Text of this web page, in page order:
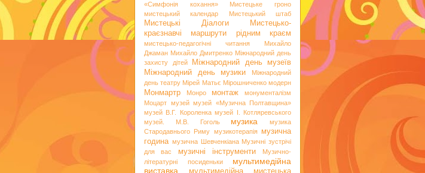
«Симфонія кохання»
Мистецьке гроно
мистецький календар
Мистецький штаб
Мистецькі Діалоги
Мистецько-
краєзнавчі маршрути рідним краєм
мистецько-педагогічні читання
Михайло
Джаман Михайло Дмитренко Міжнародний день
захисту дітей
Міжнародний день музеїв
Міжнародний день музики
Міжнародний
день театру Мірей Матьє Мірошниченко модерн
Монмартр Монро монтаж
монументалізм
Моцарт музей музей «Музична Полтавщина»
музей В.Г. Короленка музей І. Котляревського
музей. М.В. Гоголь
музика
музика
Стародавнього Риму музикотерапія
музична
година музична Шевченкіана Музичні зустрічі
для вас
музичні інструменти
Музично-
літературні посиденьки
мультимедійна
виставка
мультимедійна мистецька